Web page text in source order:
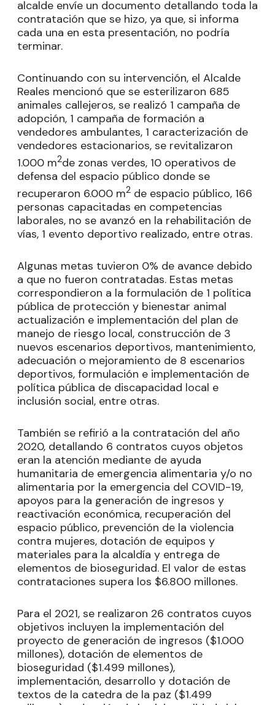
alcalde envíe un documento detallando toda la
contratación que se hizo, ya que, si informa
cada una en esta presentación, no podría
terminar.
Continuando con su intervención, el Alcalde
Reales mencionó que se esterilizaron 685
animales callejeros, se realizó 1 campaña de
adopción, 1 campaña de formación a
vendedores ambulantes, 1 caracterización de
vendedores estacionarios, se revitalizaron
1.000 m2de zonas verdes, 10 operativos de
defensa del espacio público donde se
recuperaron 6.000 m2 de espacio público, 166
personas capacitadas en competencias
laborales, no se avanzó en la rehabilitación de
vías, 1 evento deportivo realizado, entre otras.
Algunas metas tuvieron 0% de avance debido
a que no fueron contratadas. Estas metas
correspondieron a la formulación de 1 política
pública de protección y bienestar animal
actualización e implementación del plan de
manejo de riesgo local, construcción de 3
nuevos escenarios deportivos, mantenimiento,
adecuación o mejoramiento de 8 escenarios
deportivos, formulación e implementación de
política pública de discapacidad local e
inclusión social, entre otras.
También se refirió a la contratación del año
2020, detallando 6 contratos cuyos objetos
eran la atención mediante de ayuda
humanitaria de emergencia alimentaria y/o no
alimentaria por la emergencia del COVID-19,
apoyos para la generación de ingresos y
reactivación económica, recuperación del
espacio público, prevención de la violencia
contra mujeres, dotación de equipos y
materiales para la alcaldía y entrega de
elementos de bioseguridad. El valor de estas
contrataciones supera los $6.800 millones.
Para el 2021, se realizaron 26 contratos cuyos
objetivos incluyen la implementación del
proyecto de generación de ingresos ($1.000
millones), dotación de elementos de
bioseguridad ($1.499 millones),
implementación, desarrollo y dotación de
textos de la catedra de la paz ($1.499